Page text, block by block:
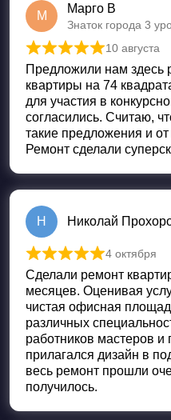
М
Марго В
Знаток города 3
Оценка5 из 5
10 августа
Предложили нам здесь
квартиры на 74
для участия в
согласились. Считаю,
такие предложения и
Ремонт сделали
Н Николай
Оценка 5из 5
4 октября
Сделали ремонт
месяцев. Оценивая
чистая офисная
различных
работников мастеров
прилагался дизайн в
весь ремонт прошли
получилось.